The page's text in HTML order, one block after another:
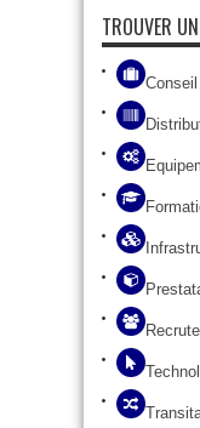
TROUVER